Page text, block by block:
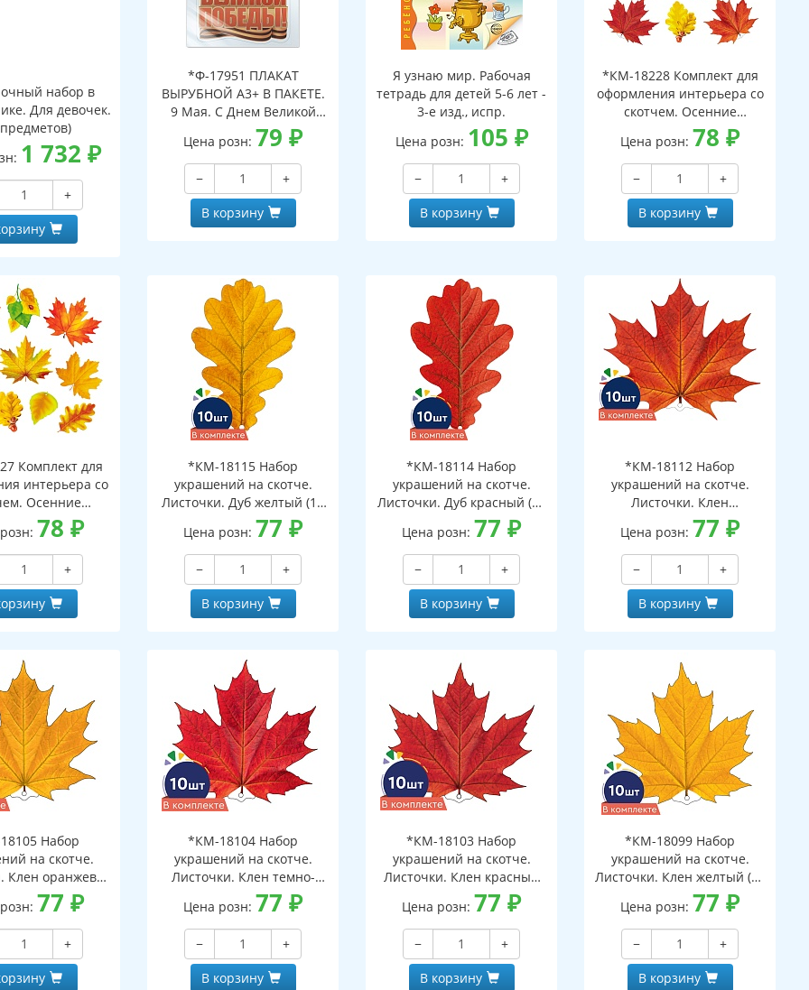
набор в
Для девочек.
1 732 ₽
+
*Ф-17951 ПЛАКАТ
ВЫРУБНОЙ А3+ В ПАКЕТЕ.
9 Мая. С Днем Великой
Победы! (двухсторонний,
ВД-лак, в индивидуальной
упаковке, с европодвесом
и клеевым клапаном)
Цена розн: 79₽
−
+
В корзину
Я узнаю мир. Рабочая
тетрадь для детей 5-6 лет -
3-е изд., испр.
Цена розн: 105 ₽
−
+
В корзину
*КМ-18228 Комплект для
оформления интерьера со
скотчем. Осенние
листочки-2 (10 видов)
Цена розн: 78₽
−
+
В корзину
Комплект для
интерьера со
Осенние
1 (10 видов)
78₽
+
*КМ-18115 Набор
украшений на скотче.
Листочки. Дуб желтый (10
шт. в наборе,
двухсторонняя, ВД-лак)
Цена розн: 77₽
−
+
В корзину
*КМ-18114 Набор
украшений на скотче.
Листочки. Дуб красный (10
шт. в наборе,
двухсторонняя, ВД-лак)
Цена розн: 77₽
−
+
В корзину
*КМ-18112 Набор
украшений на скотче.
Листочки. Клен
оранжевый (10 шт. в
наборе, двухсторонняя, ВД-
лак)
Цена розн: 77₽
−
+
В корзину
Набор
на скотче.
Клен оранжево-
шт. в наборе,
ВД-лак)
77₽
+
*КМ-18104 Набор
украшений на скотче.
Листочки. Клен темно-
красный (10 шт. в наборе,
двухсторонняя, ВД-лак)
Цена розн: 77₽
−
+
В корзину
*КМ-18103 Набор
украшений на скотче.
Листочки. Клен красный
(10 шт. в наборе,
двухсторонняя, ВД-лак)
Цена розн: 77₽
−
+
В корзину
*КМ-18099 Набор
украшений на скотче.
Листочки. Клен желтый (10
шт. в наборе,
двухсторонняя, ВД-лак)
Цена розн: 77₽
−
+
В корзину